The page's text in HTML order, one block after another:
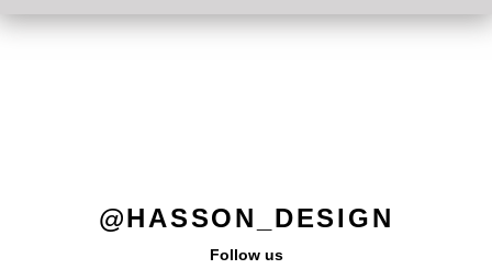
HASSON_DESIGN@
Follow us